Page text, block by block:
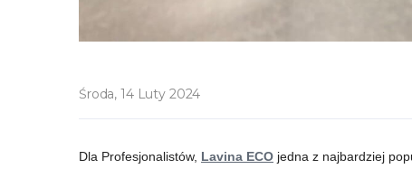
Środa, 14 Luty 2024
Dla Profesjonalistów, Lavina ECO jedna z najbardziej